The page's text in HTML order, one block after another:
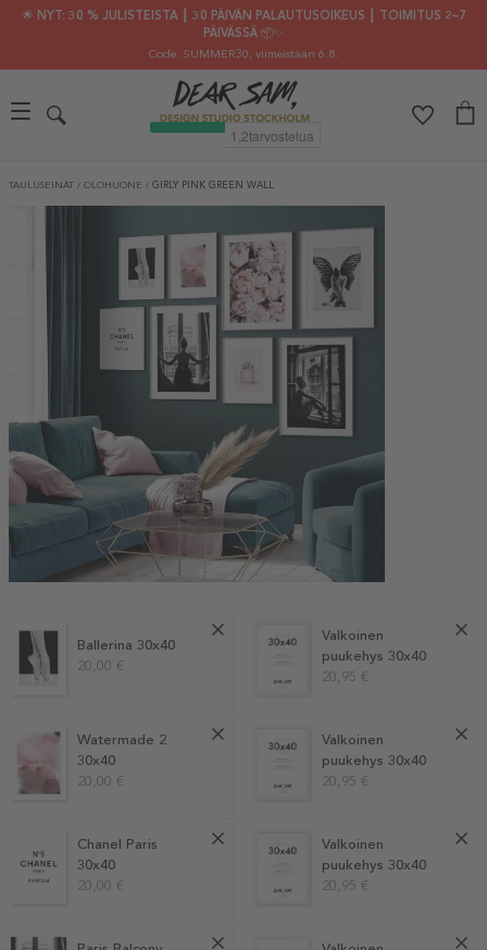
🌟 NYT: 30 % JULISTEISTA ┃ 30 PÄIVÄN PALAUTUSOIKEUS ┃ TOIMITUS 2–7
PÄIVÄSSÄ 📦✨
Code: SUMMER30, viimeistään 6.8.
TAULUSEINÄT / OLOHUONE / GIRLY PINK GREEN WALL
Valkoinen
puukehys 30x40
20,95 €
Ballerina 30x40
20,00 €
Valkoinen
puukehys 30x40
20,95 €
Watermade 2
30x40
20,00 €
Valkoinen
puukehys 30x40
20,95 €
Chanel Paris
30x40
20,00 €